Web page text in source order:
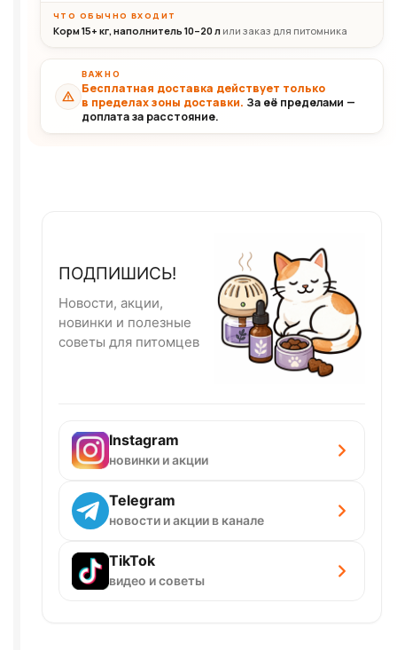
ЧТО ОБЫЧНО ВХОДИТ
Корм 15+ кг, наполнитель 10–20 л или заказ для питомника
ВАЖНО
Бесплатная доставка действует только
в пределах зоны доставки. За её пределами —
доплата за расстояние.
ПОДПИШИСЬ!
Новости, акции,
новинки и полезные
советы для питомцев
Instagram
новинки и акции
Telegram
новости и акции в канале
TikTok
видео и советы